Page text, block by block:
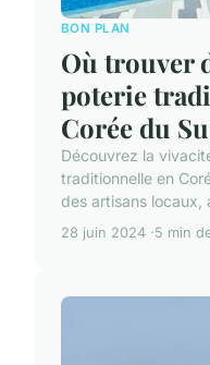
BON PLAN
Où trouver
poterie
Corée du
Découvrez la
traditionnelle en
des artisans locaux,
28 juin 2024 5 min